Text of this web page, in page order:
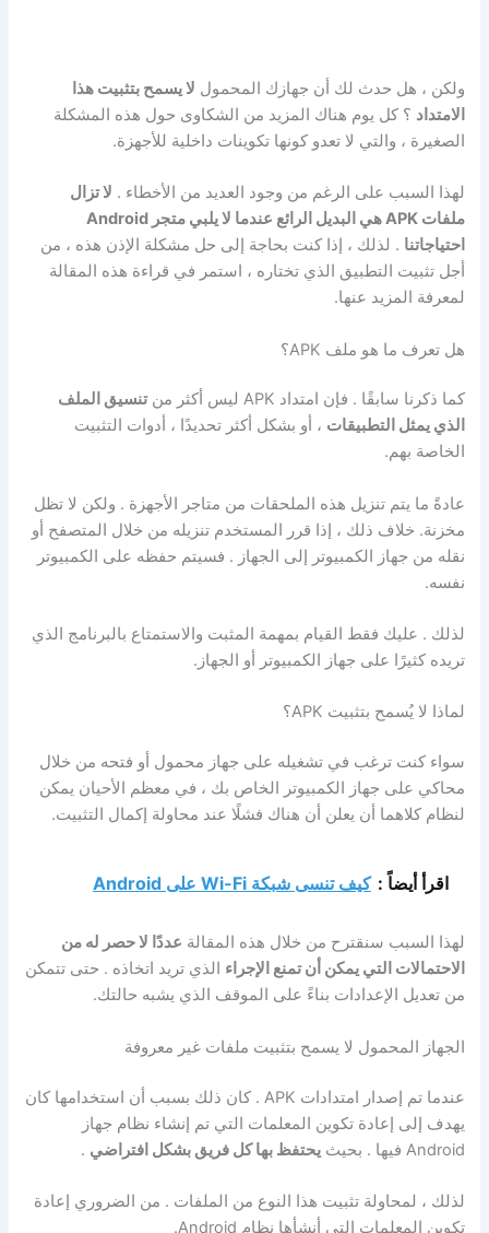
ولكن ، هل حدث لك أن جهازك المحمول لا يسمح بتثبيت هذا
الامتداد ؟ كل يوم هناك المزيد من الشكاوى حول هذه المشكلة
الصغيرة ، والتي لا تعدو كونها تكوينات داخلية للأجهزة.
لهذا السبب على الرغم من وجود العديد من الأخطاء . لا تزال
ملفات APK هي البديل الرائع عندما لا يلبي متجر Android
احتياجاتنا . لذلك ، إذا كنت بحاجة إلى حل مشكلة الإذن هذه ، من
أجل تثبيت التطبيق الذي تختاره ، استمر في قراءة هذه المقالة
لمعرفة المزيد عنها.
هل تعرف ما هو ملف APK؟
كما ذكرنا سابقًا . فإن امتداد APK ليس أكثر من
تنسيق الملف
الذي يمثل التطبيقات ، أو بشكل أكثر تحديدًا ، أدوات التثبيت
الخاصة بهم.
عادةً ما يتم تنزيل هذه الملحقات من متاجر الأجهزة . ولكن لا تظل
مخزنة. خلاف ذلك ، إذا قرر المستخدم تنزيله من خلال المتصفح أو
نقله من جهاز الكمبيوتر إلى الجهاز . فسيتم حفظه على الكمبيوتر
نفسه.
لذلك . عليك فقط القيام بمهمة المثبت والاستمتاع بالبرنامج الذي
تريده كثيرًا على جهاز الكمبيوتر أو الجهاز.
لماذا لا يُسمح بتثبيت APK؟
سواء كنت ترغب في تشغيله على جهاز محمول أو فتحه من خلال
محاكي على جهاز الكمبيوتر الخاص بك ، في معظم الأحيان يمكن
لنظام كلاهما أن يعلن أن هناك فشلًا عند محاولة إكمال التثبيت.
اقرأ أيضاً : كيف تنسى شبكة Wi-Fi على Android
لهذا السبب سنقترح من خلال هذه المقالة عددًا لا حصر له من
الاحتمالات التي يمكن أن تمنع الإجراء الذي تريد اتخاذه . حتى تتمكن
من تعديل الإعدادات بناءً على الموقف الذي يشبه حالتك.
الجهاز المحمول لا يسمح بتثبيت ملفات غير معروفة
عندما تم إصدار امتدادات APK . كان ذلك بسبب أن استخدامها كان
يهدف إلى إعادة تكوين المعلمات التي تم إنشاء نظام جهاز
Android فيها . بحيث
يحتفظ بها كل فريق بشكل افتراضي .
لذلك ، لمحاولة تثبيت هذا النوع من الملفات . من الضروري إعادة
تكوين المعلمات التي أنشأها نظام Android.